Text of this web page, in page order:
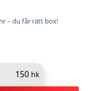
– du får rätt box!
150 hk